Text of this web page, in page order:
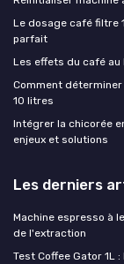
Le dosage café filtre
parfait
Les effets du café
Comment
10 litres
Intégrer la chicorée
enjeux et solutions
Les derniers
Machine espresso à
de l'extraction
Test Coffee Gator 1L